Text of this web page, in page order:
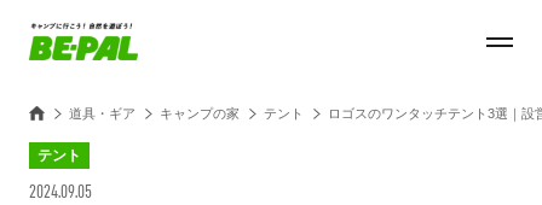
道具・ギア キャンプの家 テント ロゴスのワンタッチテント3選｜
テント
2024.09.05